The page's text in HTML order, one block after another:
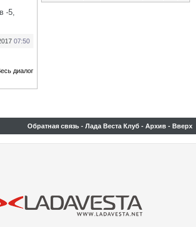
-5,
07:50
диалог
Обратная связь - Лада Веста Клуб - Архив - Вверх